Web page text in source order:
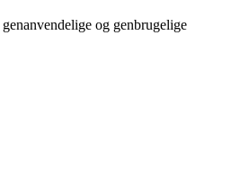
og genbrugelige